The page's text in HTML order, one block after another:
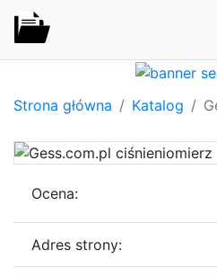
Strona główna Katalog
Ocena:
Adres strony: